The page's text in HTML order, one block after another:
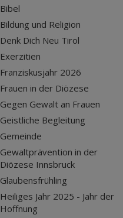
Bibel
Bildung und Religion
Denk Dich Neu Tirol
Exerzitien
Franziskusjahr 2026
Frauen in der Diözese
Gegen Gewalt an Frauen
Geistliche Begleitung
Gemeinde
Gewaltprävention in der
Diözese Innsbruck
Glaubensfrühling
Heiliges Jahr 2025 - Jahr der
Hoffnung